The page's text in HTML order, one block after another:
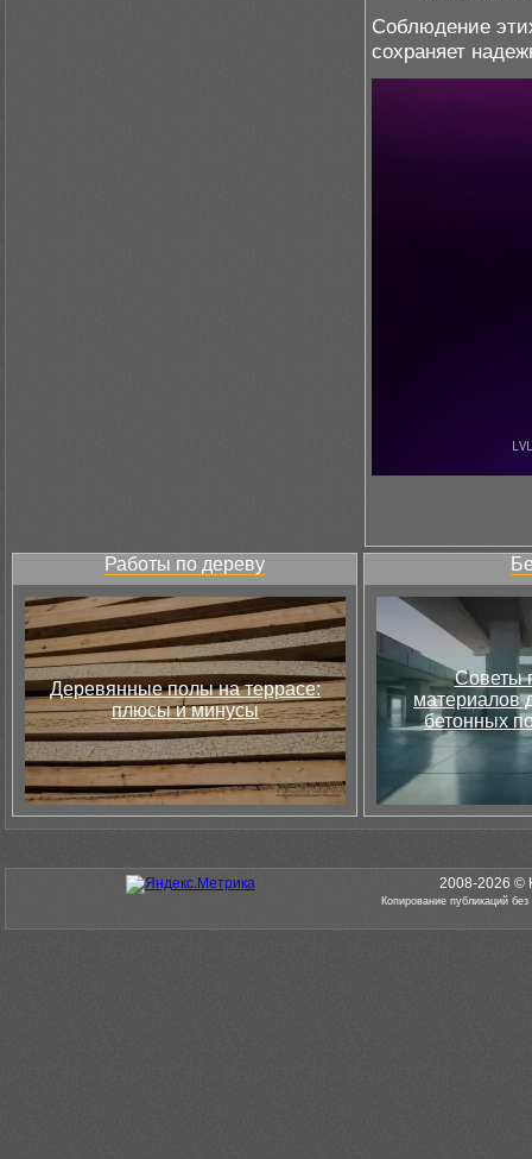
Соблюдение
сохраняет
Работы по дереву
Деревянные полы на террасе:
плюсы и минусы
Советы
материалов
бетонных
2008-2026 ©
Копирование публикаций